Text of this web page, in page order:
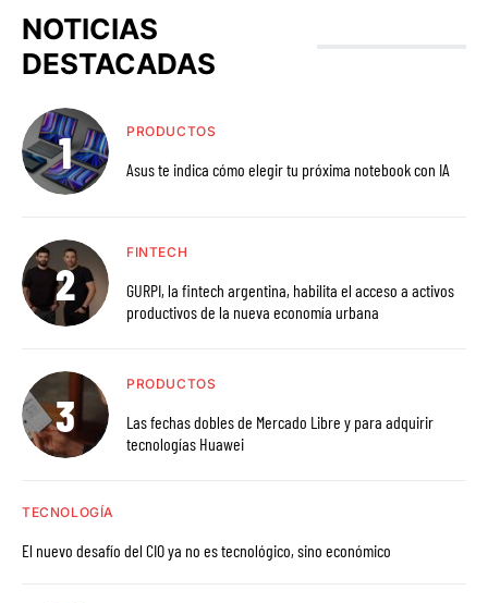
NOTICIAS
DESTACADAS
PRODUCTOS
Asus te indica cómo elegir tu próxima notebook con IA
FINTECH
GURPI, la fintech argentina, habilita el acceso a activos
productivos de la nueva economía urbana
PRODUCTOS
Las fechas dobles de Mercado Libre y para adquirir
tecnologías Huawei
TECNOLOGÍA
El nuevo desafío del CIO ya no es tecnológico, sino económico